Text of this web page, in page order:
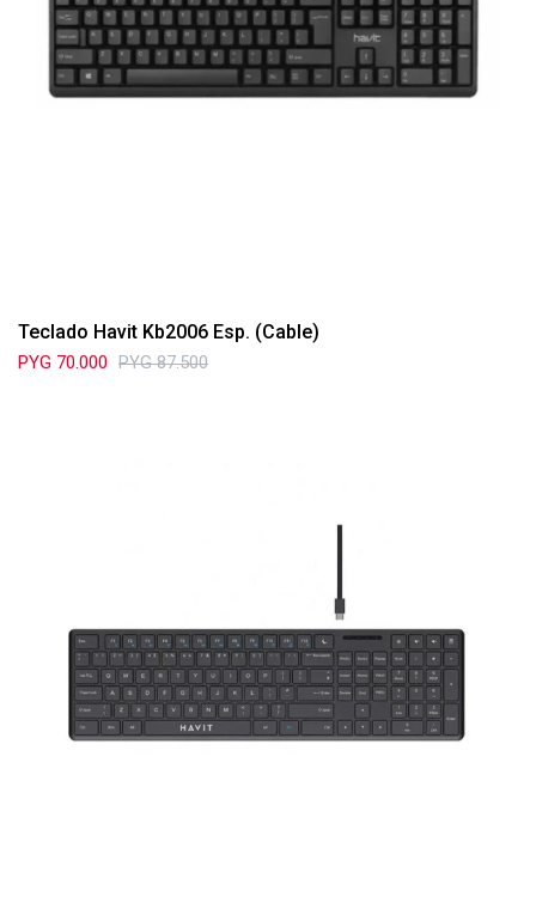
Teclado Havit Kb2006 Esp. (Cable)
PYG 70.000 PYG 87.500